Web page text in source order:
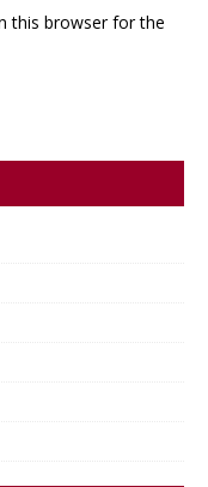
this browser for the